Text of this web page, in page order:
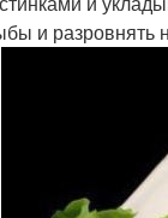
и разровнять